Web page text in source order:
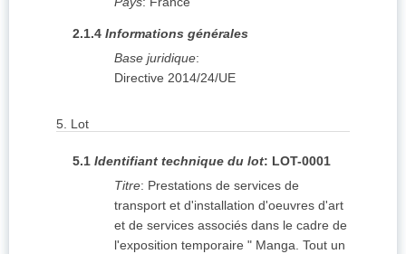
2.1.4 Informations générales
Base juridique:
Directive 2014/24/UE
5. Lot
5.1 Identifiant technique du lot: LOT-0001
Titre: Prestations de services de
transport et d'installation d'oeuvres d'art
et de services associés dans le cadre de
l'exposition temporaire " Manga. Tout un